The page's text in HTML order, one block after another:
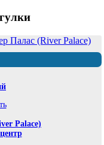
Palace)